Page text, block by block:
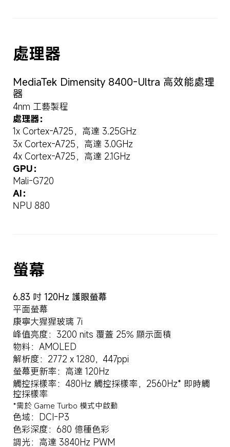
處理器
MediaTek Dimensity 8400-Ultra 高效能處理
器
4nm 工藝製程
處理器：
1x Cortex-A725，高達 3.25GHz
3x Cortex-A725，高達 3.0GHz
4x Cortex-A725，高達 2.1GHz
GPU：
Mali-G720
AI：
NPU 880
螢幕
6.83 吋 120Hz 護眼螢幕
平面螢幕
康寧大猩猩玻璃 7i
峰值亮度：3200 nits 覆蓋 25% 顯示面積
物料：AMOLED
解析度：2772 x 1280，447ppi
螢幕更新率：高達 120Hz
觸控採樣率：480Hz 觸控採樣率，2560Hz* 即時觸
控採樣率
*需於 Game Turbo 模式中啟動
色域：DCI-P3
色彩深度：680 億種色彩
調光：高達 3840Hz PWM